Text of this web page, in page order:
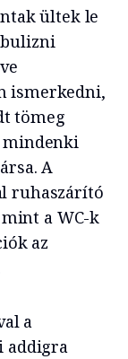
ültek le
ismerkedni,
tömeg
mindenki
A
ruhaszárító
a WC-k
az
a
addigra